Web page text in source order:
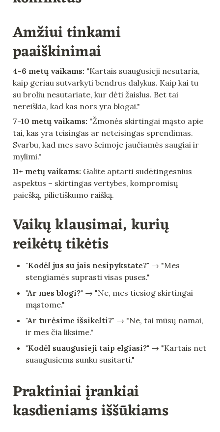
Amžiui tinkami
paaiškinimai
4-6 metų vaikams: "Kartais suaugusieji nesutaria,
kaip geriau sutvarkyti bendrus dalykus. Kaip kai tu
su broliu nesutariate, kur dėti žaislus. Bet tai
nereiškia, kad kas nors yra blogai."
7-10 metų vaikams: "Žmonės skirtingai mąsto apie
tai, kas yra teisingas ar neteisingas sprendimas.
Svarbu, kad mes savo šeimoje jaučiamės saugiai ir
mylimi."
11+ metų vaikams: Galite aptarti sudėtingesnius
aspektus – skirtingas vertybes, kompromisų
paiešką, pilietiškumo raišką.
Vaikų klausimai, kurių
reikėtų tikėtis
"Kodėl jūs su jais nesipykstate?" → "Mes
stengiamės suprasti visas puses."
"Ar mes blogi?" → "Ne, mes tiesiog skirtingai
mąstome."
"Ar turėsime išsikelti?" → "Ne, tai mūsų namai,
ir mes čia liksime."
"Kodėl suaugusieji taip elgiasi?" → "Kartais net
suaugusiems sunku susitarti."
Praktiniai įrankiai
kasdieniams iššūkiams